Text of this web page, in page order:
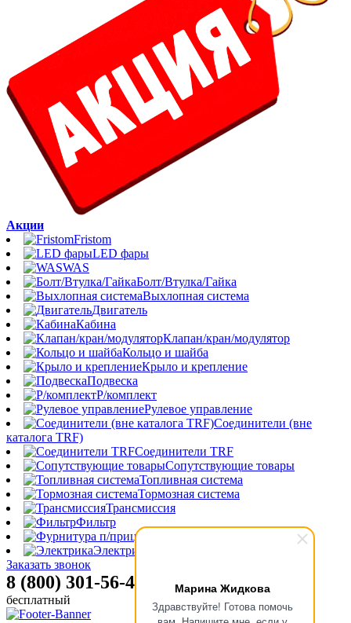
Марина Жидкова
Здравствуйте! Готова помочь
Акции
Fristom
LED фары
WAS
Болт/Втулка/Гайка
Выхлопная система
Двигатель
Кабина
Клапан/кран/модулятор
Кольцо и шайба
Крыло и крепление
Подвеска
Р/комплект
Рулевое управление
Соединители (вне
каталога TRF)
Соединители TRF
Сопутствующие товары
Топливная система
Тормозная система
Трансмиссия
Фильтр
Электрика
Заказать звонок
8 (800) 301-56-47
бесплатный